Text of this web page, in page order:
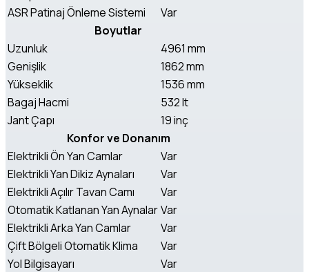
ASR Patinaj Önleme Sistemi
Var
Boyutlar
Uzunluk
4961 mm
Genişlik
1862 mm
Yükseklik
1536 mm
Bagaj Hacmi
532 lt
Jant Çapı
19 inç
Konfor ve Donanım
Elektrikli Ön Yan Camlar
Var
Elektrikli Yan Dikiz Aynaları
Var
Elektrikli Açılır Tavan Camı
Var
Otomatik Katlanan Yan AynalarVar
Elektrikli Arka Yan Camlar
Var
Çift Bölgeli Otomatik Klima
Var
Yol Bilgisayarı
Var